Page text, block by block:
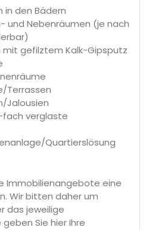
in den Bädern
und Nebenräumen (je nach
mit gefilztem Kalk-Gipsputz
Terrassen
Jalousien
verglaste
Quartierslösung
Immobilienangebote eine
Wir bitten daher um
das jeweilige
Sie hier Ihre